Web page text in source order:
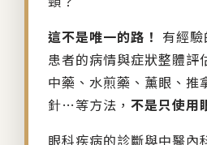
這不是唯一的路！ 有經
患者的病情與症狀整體評
中藥、水煎藥、薰眼、推
針…等方法， 不是只使用
眼科疾病的診斷與中醫內